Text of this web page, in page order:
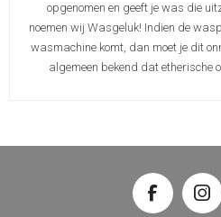
opgenomen en geeft je was die
noemen wij Wasgeluk! Indien de
wasmachine komt, dan moet je dit
algemeen bekend dat etherische